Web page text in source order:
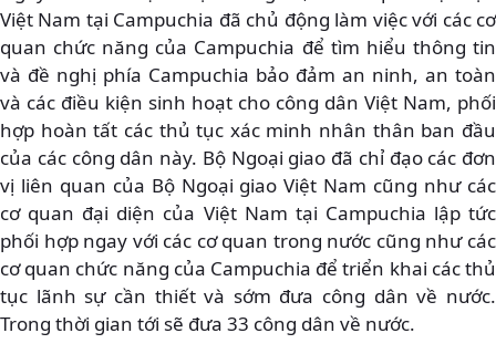
Việt Nam tại Campuchia đã chủ động làm việc với các cơ
quan chức năng của Campuchia để tìm hiểu thông tin
và đề nghị phía Campuchia bảo đảm an ninh, an toàn
và các điều kiện sinh hoạt cho công dân Việt Nam, phối
hợp hoàn tất các thủ tục xác minh nhân thân ban đầu
của các công dân này. Bộ Ngoại giao đã chỉ đạo các đơn
vị liên quan của Bộ Ngoại giao Việt Nam cũng như các
cơ quan đại diện của Việt Nam tại Campuchia lập tức
phối hợp ngay với các cơ quan trong nước cũng như các
cơ quan chức năng của Campuchia để triển khai các thủ
tục lãnh sự cần thiết và sớm đưa công dân về nước.
Trong thời gian tới sẽ đưa 33 công dân về nước.